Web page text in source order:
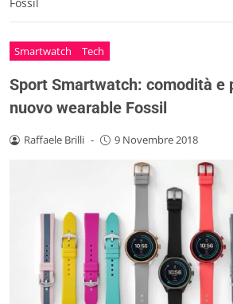
Fossil
Smartwatch Tech
Sport Smartwatch: comodità e
nuovo wearable Fossil
Raffaele Brilli - 9 Novembre 2018